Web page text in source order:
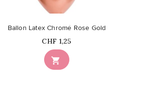

Ballon Latex Chromé Rose Gold
Prix
CHF 1,25